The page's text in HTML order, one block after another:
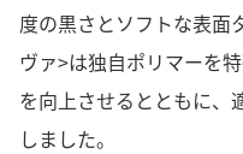
度の黒さとソフトな表面
ヴァ>は独自ポリマーを
を向上させるとともに、
しました。